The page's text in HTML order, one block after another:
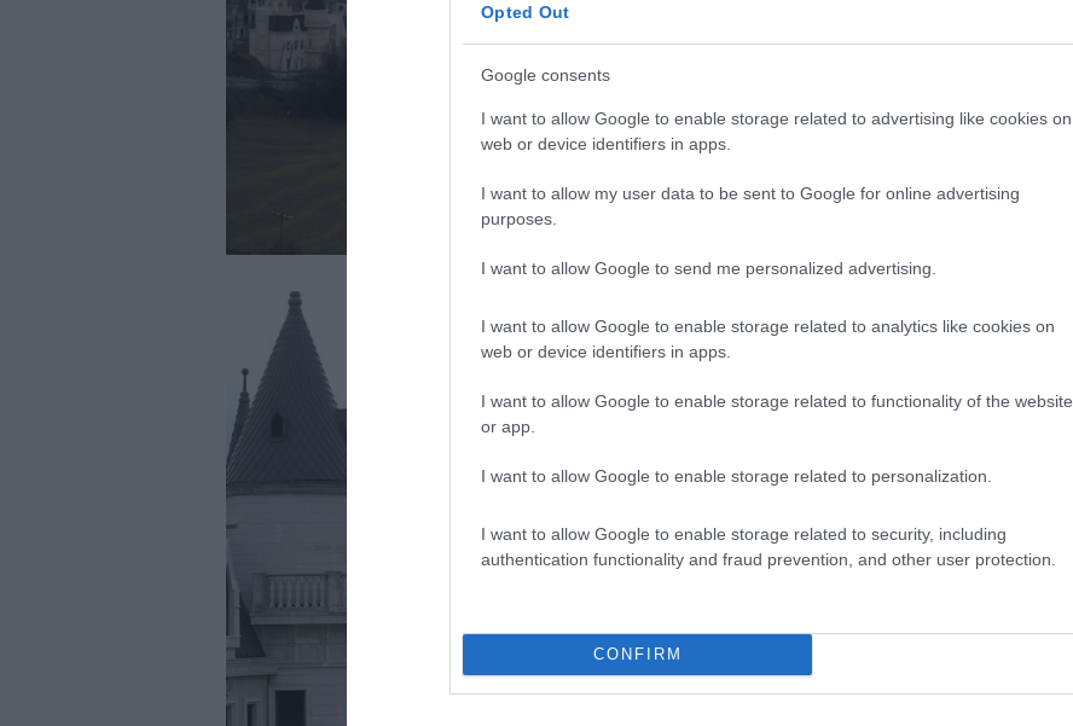
Opted Out
Google consents
I want to allow Google to enable storage related to advertising like cookies on
web or device identifiers in apps.
I want to allow my user data to be sent to Google for online advertising
purposes.
I want to allow Google to send me personalized advertising.
I want to allow Google to enable storage related to analytics like cookies on
web or device identifiers in apps.
I want to allow Google to enable storage related to functionality of the website
or app.
I want to allow Google to enable storage related to personalization.
I want to allow Google to enable storage related to security, including
authentication functionality and fraud prevention, and other user protection.
CONFIRM